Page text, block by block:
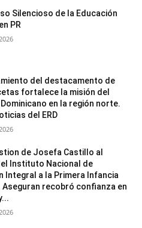
Silencioso de la Educación
PR
del destacamento de
fortalece la misión del
en la región norte.
del ERD
de Josefa Castillo al
Instituto Nacional de
Integral a la Primera Infancia
Aseguran recobró confianza en